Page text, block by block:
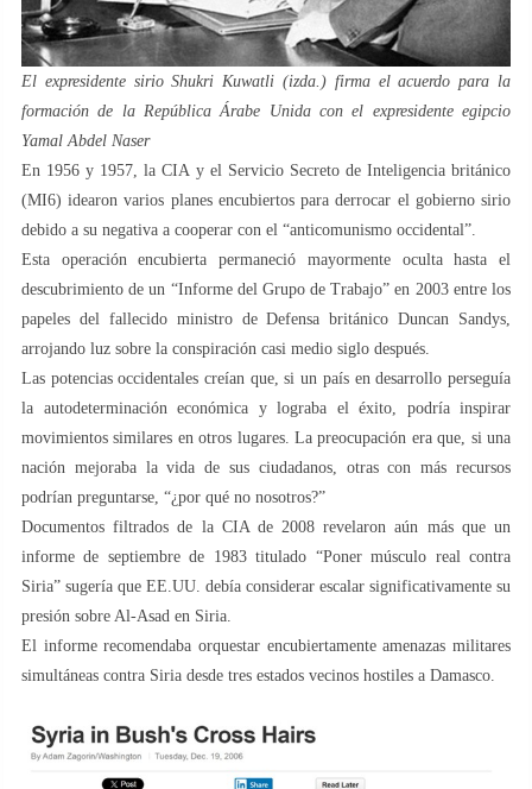
El expresidente sirio Shukri Kuwatli (izda.) firma el acuerdo para la
formación de la República Árabe Unida con el expresidente egipcio
Yamal Abdel Naser
En 1956 y 1957, la CIA y el Servicio Secreto de Inteligencia británico
(MI6) idearon varios planes encubiertos para derrocar el gobierno sirio
debido a su negativa a cooperar con el “anticomunismo occidental”.
Esta operación encubierta permaneció mayormente oculta hasta el
descubrimiento de un “Informe del Grupo de Trabajo” en 2003 entre los
papeles del fallecido ministro de Defensa británico Duncan Sandys,
arrojando luz sobre la conspiración casi medio siglo después.
Las potencias occidentales creían que, si un país en desarrollo perseguía
la autodeterminación económica y lograba el éxito, podría inspirar
movimientos similares en otros lugares. La preocupación era que, si una
nación mejoraba la vida de sus ciudadanos, otras con más recursos
podrían preguntarse, “¿por qué no nosotros?”
Documentos filtrados de la CIA de 2008 revelaron aún más que un
informe de septiembre de 1983 titulado “Poner músculo real contra
Siria” sugería que EE.UU. debía considerar escalar significativamente su
presión sobre Al-Asad en Siria.
El informe recomendaba orquestar encubiertamente amenazas militares
simultáneas contra Siria desde tres estados vecinos hostiles a Damasco.